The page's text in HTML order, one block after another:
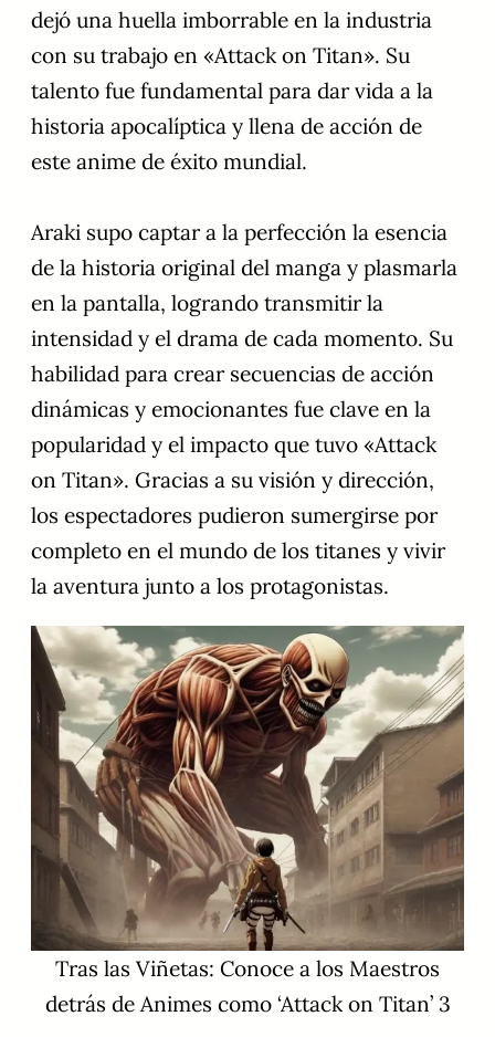
dejó una huella imborrable en la industria
con su trabajo en «Attack on Titan». Su
talento fue fundamental para dar vida a la
historia apocalíptica y llena de acción de
este anime de éxito mundial.
Araki supo captar a la perfección la esencia
de la historia original del manga y plasmarla
en la pantalla, logrando transmitir la
intensidad y el drama de cada momento. Su
habilidad para crear secuencias de acción
dinámicas y emocionantes fue clave en la
popularidad y el impacto que tuvo «Attack
on Titan». Gracias a su visión y dirección,
los espectadores pudieron sumergirse por
completo en el mundo de los titanes y vivir
la aventura junto a los protagonistas.
Tras las Viñetas: Conoce a los Maestros
detrás de Animes como ‘Attack on Titan’ 3